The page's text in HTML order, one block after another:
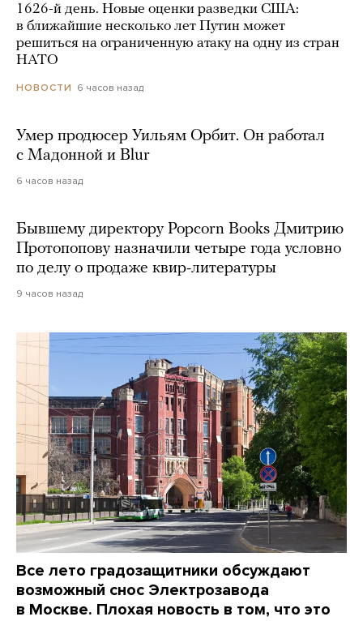
1626-й день. Новые оценки разведки США:
в ближайшие несколько лет Путин может
решиться на ограниченную атаку на одну из стран
НАТО
НОВОСТИ 6 часов назад
Умер продюсер Уильям Орбит. Он работал
с Мадонной и Blur
6 часов назад
Бывшему директору Popcorn Books Дмитрию
Протопопову назначили четыре года условно
по делу о продаже квир-литературы
9 часов назад
Все лето градозащитники обсуждают
возможный снос Электрозавода
в Москве. Плохая новость в том, что это